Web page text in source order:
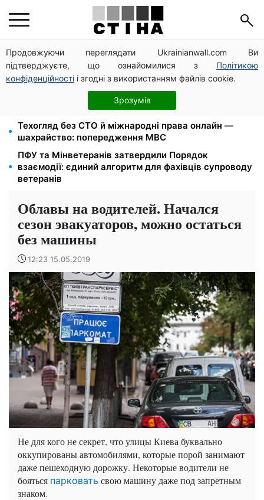
Продовжуючи переглядати Ukrainianwall.com Ви
підтверджуєте, що ознайомилися з Політикою
конфіденційності і згодні з використанням файлів cookie.
Зрозумів
1-2 набори гігієни на сім'ю: UNICEF роздає допомогу
в Запорізькій області у серпні
2000 грн щокварталу від фонду США: люди з
інвалідністю I-II групи та пенсіонери 60+ отримають
Техогляд без СТО й міжнародні права онлайн —
шахрайство: попередження МВС
ПФУ та Мінветеранів затвердили Порядок
взаємодії: єдиний алгоритм для фахівців супроводу
ветеранів
Облавы на водителей. Начался
сезон эвакуаторов, можно остаться
без машины
12:23 15.05.2019
Не для кого не секрет, что улицы Киева буквально
оккупированы автомобилями, которые порой занимают
даже пешеходную дорожку. Некоторые водители не
бояться парковать свою машину даже под запретным
знаком.